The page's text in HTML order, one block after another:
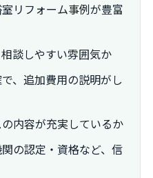
リフォーム事例が豊富
談しやすい雰囲気か
、追加費用の説明がし
内容が充実しているか
の認定・資格など、信